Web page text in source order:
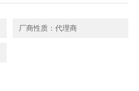
厂商性质：代理商